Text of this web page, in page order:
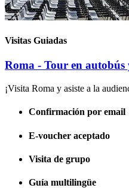
Visitas Guiadas
Roma - Tour en
¡Visita Roma y asiste a la
Confirmación por email
E-voucher aceptado
Visita de grupo
Guía multilingüe